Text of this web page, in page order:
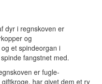
dyr i regnskoven er
og
et spindeorgan i
fangstnet med.
er fugle-
har givet dem et ry